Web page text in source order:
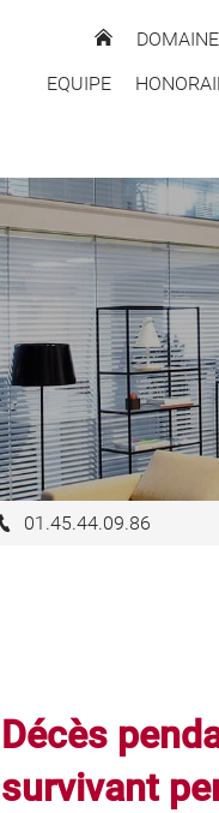
EQUIPE
01.45.44.09.86
Décès
survivant